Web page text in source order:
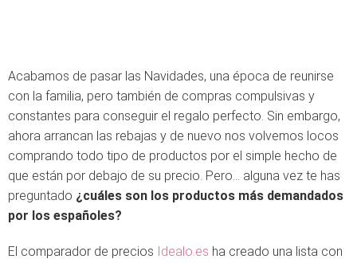
Acabamos de pasar las Navidades, una época de reunirse
con la familia, pero también de compras compulsivas y
constantes para conseguir el regalo perfecto. Sin embargo,
ahora arrancan las rebajas y de nuevo nos volvemos locos
comprando todo tipo de productos por el simple hecho de
que están por debajo de su precio. Pero… alguna vez te has
preguntado ¿cuáles son los productos más demandados
por los españoles?
El comparador de precios Idealo.es ha creado una lista con